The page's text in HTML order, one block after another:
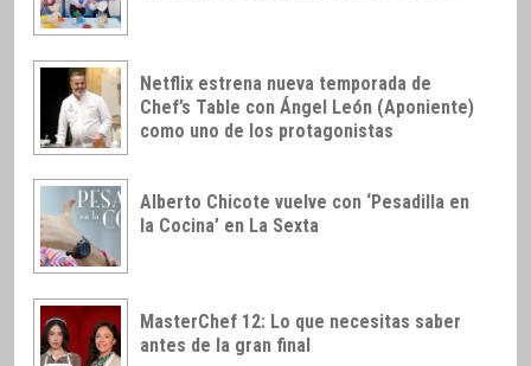
Netflix estrena nueva temporada de
Chef’s Table con Ángel León (Aponiente)
como uno de los protagonistas
Alberto Chicote vuelve con ‘Pesadilla en
la Cocina’ en La Sexta
MasterChef 12: Lo que necesitas saber
antes de la gran final